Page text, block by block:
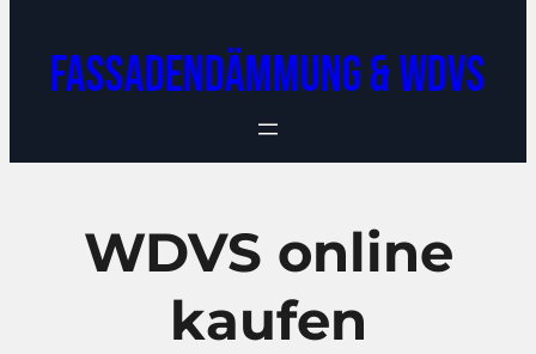
Fassadendämmung & WDVS
WDVS online
kaufen